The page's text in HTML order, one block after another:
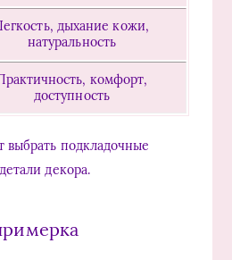
дыхание кожи,
натуральность
комфорт,
доступность
подкладочные
декора.